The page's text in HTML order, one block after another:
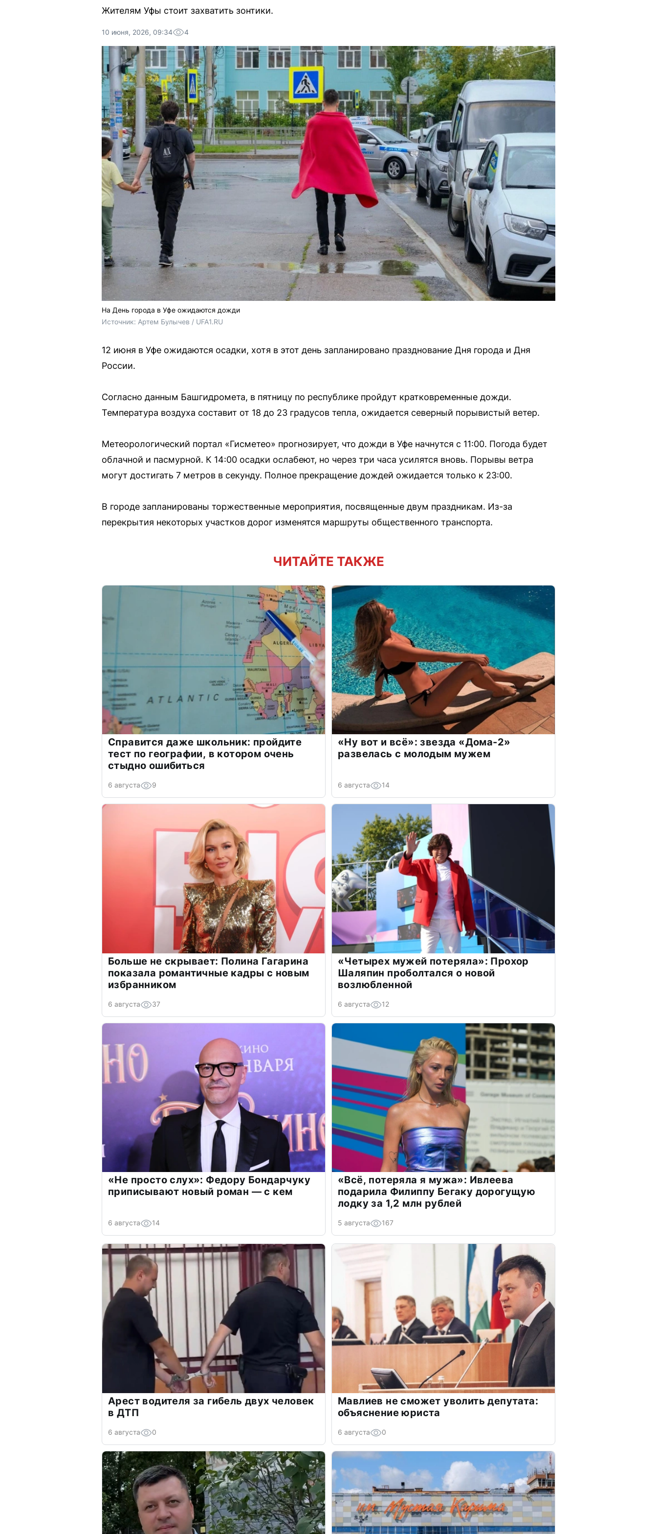
Жителям Уфы стоит захватить зонтики.
10 июня, 2026, 09:34 4
На День города в Уфе ожидаются дожди
Источник: Артем Булычев / UFA1.RU
12 июня в Уфе ожидаются осадки, хотя в этот день запланировано празднование Дня города и Дня
России.
Согласно данным Башгидромета, в пятницу по республике пройдут кратковременные дожди.
Температура воздуха составит от 18 до 23 градусов тепла, ожидается северный порывистый ветер.
Метеорологический портал «Гисметео» прогнозирует, что дожди в Уфе начнутся с 11:00. Погода будет
облачной и пасмурной. К 14:00 осадки ослабеют, но через три часа усилятся вновь. Порывы ветра
могут достигать 7 метров в секунду. Полное прекращение дождей ожидается только к 23:00.
В городе запланированы торжественные мероприятия, посвященные двум праздникам. Из-за
перекрытия некоторых участков дорог изменятся маршруты общественного транспорта.
ЧИТАЙТЕ ТАКЖЕ
Справится даже школьник: пройдите
тест по географии, в котором очень
стыдно ошибиться
6 августа 9
«Ну вот и всё»: звезда «Дома-2»
развелась с молодым мужем
6 августа 14
Больше не скрывает: Полина Гагарина
показала романтичные кадры с новым
избранником
6 августа 37
«Четырех мужей потеряла»: Прохор
Шаляпин проболтался о новой
возлюбленной
6 августа 12
«Не просто слух»: Федору Бондарчуку
приписывают новый роман — с кем
6 августа 14
«Всё, потеряла я мужа»: Ивлеева
подарила Филиппу Бегаку дорогущую
лодку за 1,2 млн рублей
5 августа 167
Арест водителя за гибель двух человек
в ДТП
6 августа 0
Мавлиев не сможет уволить депутата:
объяснение юриста
6 августа 0